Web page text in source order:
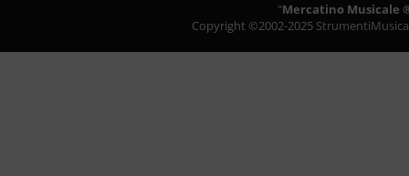
"Mercatino Musicale
Copyright ©2002-2025